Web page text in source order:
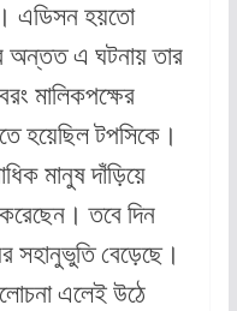
এডিসন হয়তো
অন্তত এ ঘটনায় তার
মালিকপক্ষের
হয়েছিল টপসিকে।
মানুষ দাঁড়িয়ে
তবে দিন
সহানুভুতি বেড়েছে।
এলেই উঠে